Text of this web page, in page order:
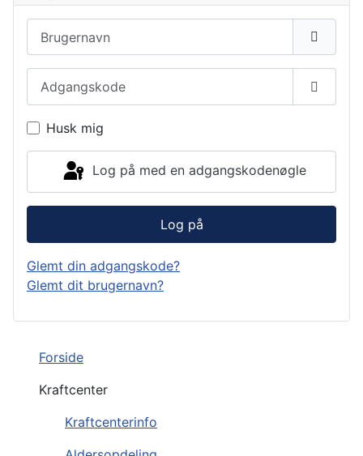
Forside
Kraftcenter
Kraftcenterinfo
Vis
Husk mig
Log på med en adgangskodenøgle
Log på
Glemt din adgangskode?
Glemt dit brugernavn?